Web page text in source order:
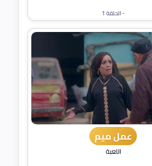
- الحلقة 1
عمل ميم
اللعبة